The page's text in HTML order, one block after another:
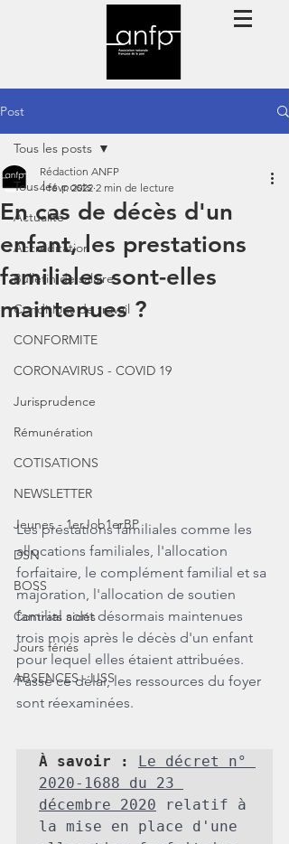
Post
Tous les posts
Actualité
Accréditation
Bulletin de salaire
Conditions de travail
CONFORMITE
CORONAVIRUS - COVID 19
Jurisprudence
Rémunération
COTISATIONS
NEWSLETTER
Jeunes - 1erJob1erBP
DSN
BOSS
Contrats aidés
Jours fériés
ABSENCES - IJSS
Tous les posts
En cas de décès d'un
enfant, les prestations
familiales sont-elles
maintenues ?
Rédaction ANFP
4 févr. 2022 2 min de lecture
Les prestations familiales comme les
allocations familiales, l'allocation
forfaitaire, le complément familial et sa
majoration, l'allocation de soutien
familial sont désormais maintenues
trois mois après le décès d'un enfant
pour lequel elles étaient attribuées.
Passé ce délai, les ressources du foyer
sont réexaminées.
À savoir : Le décret n°
2020-1688 du 23
décembre 2020 relatif à
la mise en place d'une